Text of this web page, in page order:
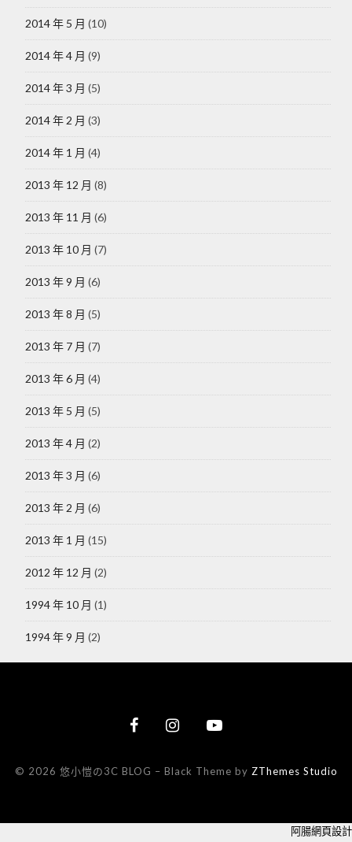
2014 年 5 月 (10)
2014 年 4 月 (9)
2014 年 3 月 (5)
2014 年 2 月 (3)
2014 年 1 月 (4)
2013 年 12 月 (8)
2013 年 11 月 (6)
2013 年 10 月 (7)
2013 年 9 月 (6)
2013 年 8 月 (5)
2013 年 7 月 (7)
2013 年 6 月 (4)
2013 年 5 月 (5)
2013 年 4 月 (2)
2013 年 3 月 (6)
2013 年 2 月 (6)
2013 年 1 月 (15)
2012 年 12 月 (2)
1994 年 10 月 (1)
1994 年 9 月 (2)
© 2026 悠小愷の3C BLOG – Black Theme by ZThemes Studio
阿腸網頁設計